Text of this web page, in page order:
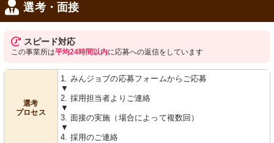
廊下
ふれる装飾が心地よい空間です。
廊下
で、明るく和やかな雰囲気が感じられ
ます。遠くには車いすが見え、活動的
な日常を物語っています。
選考・面接
スピード対応
この事業所は平均24時間以内に応募への返信をしています
選考
プロセス
1. みんジョブの応募フォームからご応募
▼
2. 採用担当者よりご連絡
▼
3. 面接の実施（場合によって複数回）
▼
4. 採用のご連絡